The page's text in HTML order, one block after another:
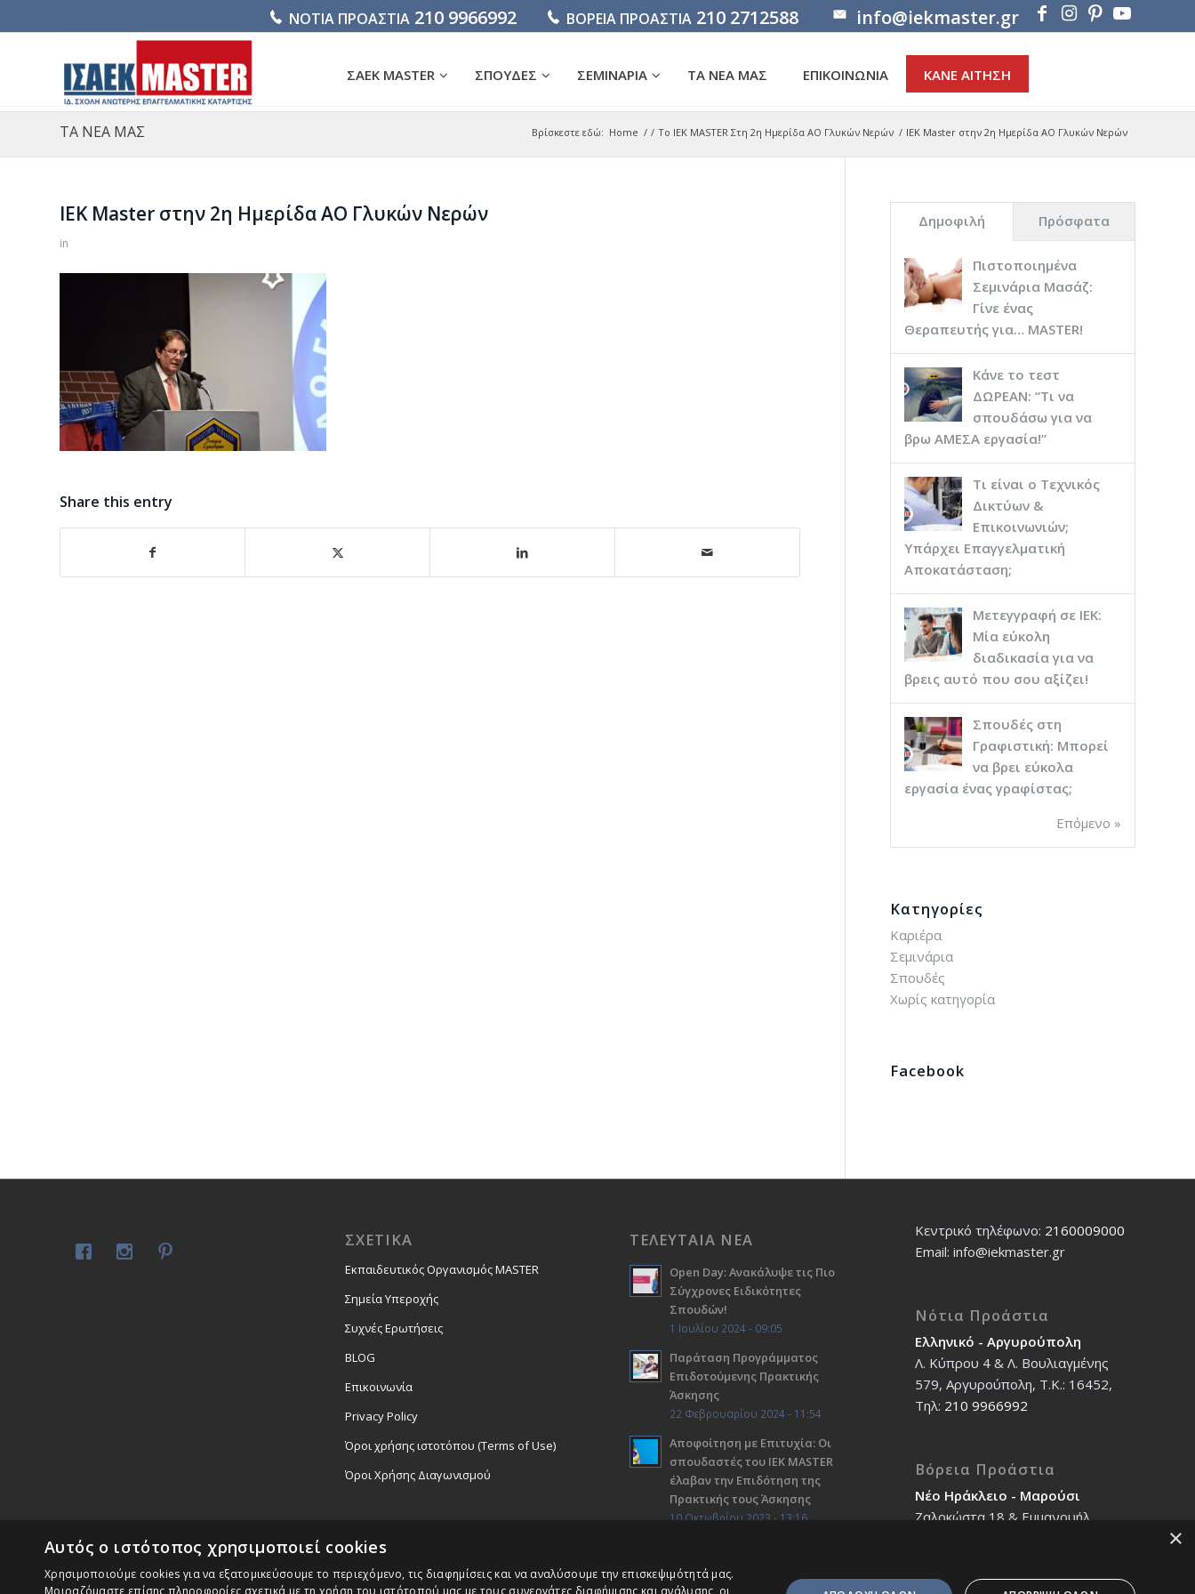
ΝΟΤΙΑ ΠΡΟΑΣΤΙΑ 210 9966992 ΒΟΡΕΙΑ ΠΡΟΑΣΤΙΑ 210 2712588 info@iekmaster.gr
ΣΑΕΚ MASTER ΣΠΟΥΔΕΣ ΣΕΜΙΝΑΡΙΑ ΤΑ ΝΕΑ ΜΑΣ ΕΠΙΚΟΙΝΩΝΙΑ ΚΑΝΕ ΑΙΤΗΣΗ
ΤΑ ΝΕΑ ΜΑΣ Βρίσκεστε εδώ: Home / / Το IEK MASTER Στη 2η Ημερίδα ΑΟ Γλυκών Νερών / ΙΕΚ Master στην 2η Ημερίδα ΑΟ Γλυκών Νερών
ΙΕΚ Master στην 2η Ημερίδα ΑΟ Γλυκών Νερών
in
Share this entry
Δημοφιλή Πρόσφατα
Πιστοποιημένα
Σεμινάρια Μασάζ:
Γίνε ένας
Θεραπευτής για… ΜASTER!
Κάνε το τεστ
ΔΩΡΕΑΝ: “Τι να
σπουδάσω για να
βρω ΑΜΕΣΑ εργασία!”
Τι είναι ο Τεχνικός
Δικτύων &
Επικοινωνιών;
Υπάρχει Επαγγελματική
Αποκατάσταση;
Μετεγγραφή σε ΙΕΚ:
Μία εύκολη
διαδικασία για να
βρεις αυτό που σου αξίζει!
Σπουδές στη
Γραφιστική: Μπορεί
να βρει εύκολα
εργασία ένας γραφίστας;
Επόμενο »
Kατηγορίες
Καριέρα
Σεμινάρια
Σπουδές
Χωρίς κατηγορία
Facebook
ΣΧΕΤΙΚΑ
Εκπαιδευτικός Οργανισμός MASTER
Σημεία Υπεροχής
Συχνές Ερωτήσεις
BLOG
Επικοινωνία
Privacy Policy
Όροι χρήσης ιστοτόπου (Terms of Use)
Όροι Χρήσης Διαγωνισμού
ΤΕΛΕΥΤΑΙΑ ΝΕΑ
Open Day: Ανακάλυψε τις Πιο
Σύγχρονες Ειδικότητες
Σπουδών!
1 Ιουλίου 2024 - 09:05
Παράταση Προγράμματος
Επιδοτούμενης Πρακτικής
Άσκησης
22 Φεβρουαρίου 2024 - 11:54
Αποφοίτηση με Επιτυχία: Οι
σπουδαστές του ΙΕΚ ΜΑSTER
έλαβαν την Επιδότηση της
Πρακτικής τους Άσκησης
10 Οκτωβρίου 2023 - 13:16
Κεντρικό τηλέφωνο: 2160009000
Εmail: info@iekmaster.gr
Νότια Προάστια
Ελληνικό - Αργυρούπολη
Λ. Κύπρου 4 & Λ. Βουλιαγμένης
579, Αργυρούπολη, T.K.: 16452,
Τηλ: 210 9966992
Βόρεια Προάστια
Νέο Ηράκλειο - Μαρούσι
Ζαλοκώστα 18 & Εμμανουήλ
×
Αυτός ο ιστότοπος χρησιμοποιεί cookies
Χρησιμοποιούμε cookies για να εξατομικεύσουμε το περιεχόμενο, τις διαφημίσεις και να αναλύσουμε την επισκεψιμότητά μας.
Μοιραζόμαστε επίσης πληροφορίες σχετικά με τη χρήση του ιστότοπού μας με τους συνεργάτες διαφήμισης και ανάλυσης, οι